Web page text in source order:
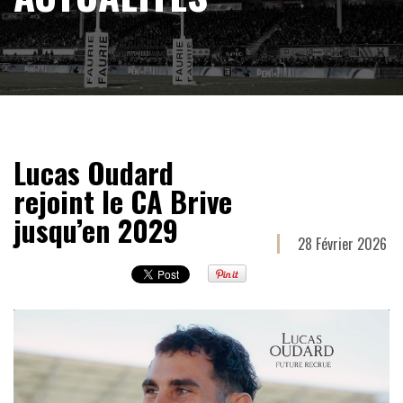
Lucas Oudard
rejoint le CA Brive
jusqu’en 2029 28 Février 2026